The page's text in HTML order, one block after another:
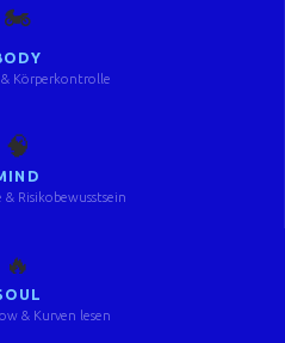
🏍️
Körperkontrolle
🧠
Risikobewusstsein
🔥
& Kurven lesen